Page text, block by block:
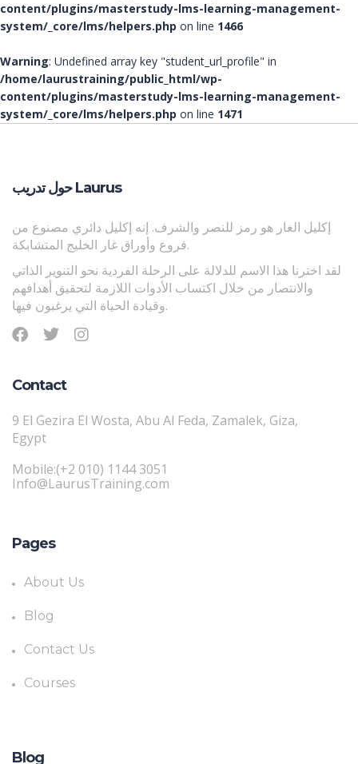
حول تدريب Laurus
إكليل الغار هو رمز للنصر والشرف. إنه إكليل دائري مصنوع من
فروع وأوراق غار الخليج المتشابكة.
لقد اخترنا هذا الاسم للدلالة على الرحلة الفردية نحو التنوير الذاتي
والانتصار من خلال اكتساب الأدوات اللازمة لتحقيق أهدافهم
وقيادة الحياة التي يرغبون فيها.
Contact
9 El Gezira El Wosta, Abu Al Feda, Zamalek, Giza,
Egypt
Mobile:(+2 010) 1144 3051
Info@LaurusTraining.com
Pages
About Us
Blog
Contact Us
Courses
Blog
content/plugins/masterstudy-lms-learning-management-
system/_core/lms/helpers.php on line 1466
Warning: Undefined array key "student_url_profile" in
/home/laurustraining/public_html/wp-
content/plugins/masterstudy-lms-learning-management-
system/_core/lms/helpers.php on line 1471